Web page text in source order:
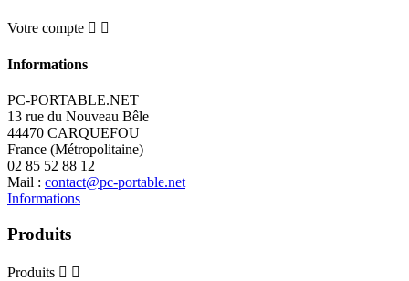
Votre compte  
Informations
PC-PORTABLE.NET
13 rue du Nouveau Bêle
44470 CARQUEFOU
France (Métropolitaine)
02 85 52 88 12
Mail : contact@pc-portable.net
Informations
Produits
Produits  